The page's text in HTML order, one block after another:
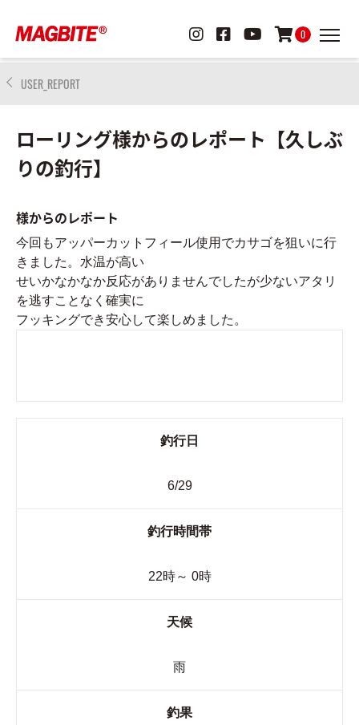
0
USER_REPORT
ローリング様からのレポート【久しぶ
りの釣行】
様からのレポート
今回もアッパーカットフィール使用でカサゴを狙いに行
きました。水温が高い
せいかなかなか反応がありませんでしたが少ないアタリ
を逃すことなく確実に
フッキングでき安心して楽しめました。
釣行日
6/29
釣行時間帯
22時～ 0時
天候
雨
釣果